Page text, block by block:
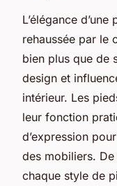
L’élégance
rehaussée par le
bien plus que de
design et
intérieur. Les
leur fonction
d’expression
des mobiliers.
chaque style de